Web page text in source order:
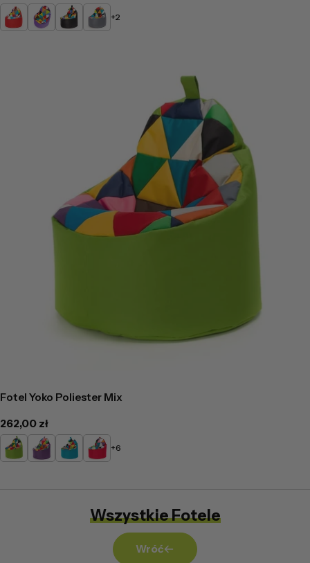
regularna
Czerwony
Mix
Fioletowy
Mix
Czarny
Mix
Popielaty
Mix
+2
Fotel Yoko Poliester Mix
Cena
regularna
262,00 zł
Limonkowy
-
Fioletowy
-
Turkusowy
-
Czerwony
-
+6
Wszystkie Fotele
Wróć